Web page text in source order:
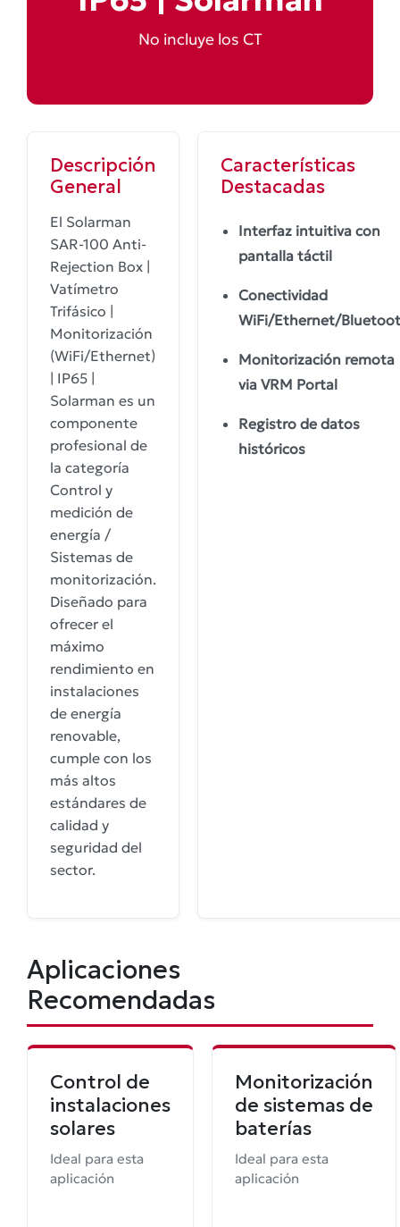
No incluye los CT
Descripción
General
El Solarman
SAR-100 Anti-
Rejection Box |
Vatímetro
Trifásico |
Monitorización
(WiFi/Ethernet)
| IP65 |
Solarman es un
componente
profesional de
la categoría
Control y
medición de
energía /
Sistemas de
monitorización.
Diseñado para
ofrecer el
máximo
rendimiento en
instalaciones
de energía
renovable,
cumple con los
más altos
estándares de
calidad y
seguridad del
sector.
Características
Destacadas
Interfaz intuitiva con
pantalla táctil
Conectividad
WiFi/Ethernet/
Monitorización remota
via VRM Portal
Registro de datos
históricos
Aplicaciones
Recomendadas
Control de
instalaciones
solares
Ideal para esta
aplicación
Monitorización
de sistemas de
baterías
Ideal para esta
aplicación